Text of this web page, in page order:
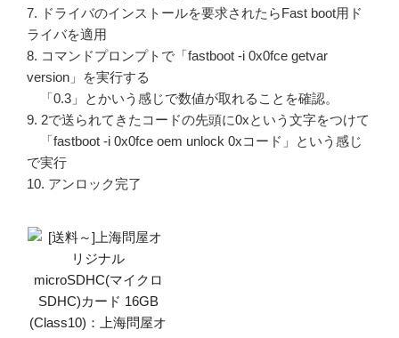
7. ドライバのインストールを要求されたらFast boot用ド
ライバを適用
8. コマンドプロンプトで「fastboot -i 0x0fce getvar
version」を実行する
「0.3」とかいう感じで数値が取れることを確認。
9. 2で送られてきたコードの先頭に0xという文字をつけて
「fastboot -i 0x0fce oem unlock 0xコード」という感じ
で実行
10. アンロック完了